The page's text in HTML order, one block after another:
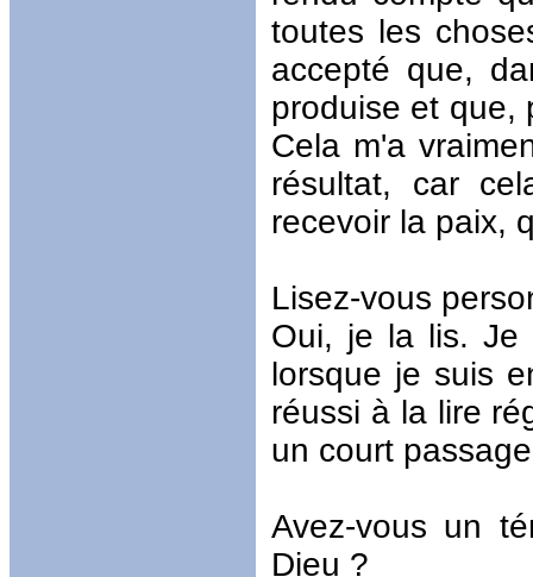
toutes les
accepté que,
produise et que,
Cela m'a
résultat, car
recevoir la paix,
Lisez-vous
Oui, je la lis. Je
lorsque je suis
réussi à la lire
un court
Avez-vous un
Dieu ?